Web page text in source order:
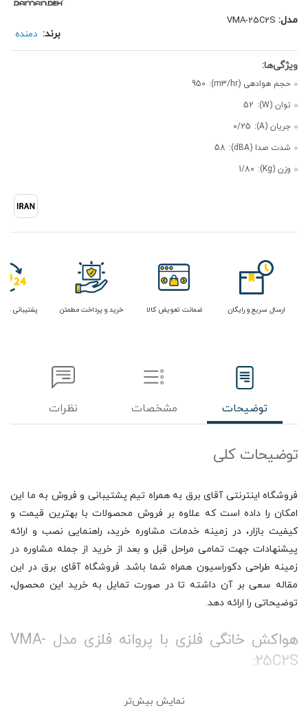
مدل:
برند: دمنده
حجم هوادهی (m3/hr):
950
توان (W):
52
جریان (A):
0/25
شدت صدا (dBA):
58
وزن (Kg):
1/80
ارسال سریع و رایگان ضمانت تعویض کالا خرید و پرداخت مطمئن پشتیبانی
توضیحات مشخصات نظرات
توضیحات کلی
فروشگاه اینترنتی آقای برق به همراه تیم پشتیبانی و فروش به ما این
امکان را داده است که علاوه بر فروش محصولات با بهترین قیمت و
کیفیت بازار، در زمینه خدمات مشاوره خرید، راهنمایی نصب و ارائه
پیشنهادات جهت تمامی مراحل قبل و بعد از خرید از جمله مشاوره در
زمینه طراحی دکوراسیون همراه شما باشد. فروشگاه آقای برق در این
مقاله سعی بر آن داشته تا در صورت تمایل به خرید این محصول،
توضیحاتی را ارائه دهد.
هواکش خانگی فلزی با پروانه فلزی مدل VMA-
25C2S:
هواکش خانگی دمنده 25 سانت مدل لوکس یکی از سری هواکش های
نمایش بیش‌تر